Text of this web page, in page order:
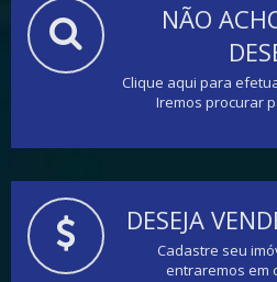
NÃO
Clique aqui para
Iremos procurar
DESEJA
Cadastre seu
entraremos em